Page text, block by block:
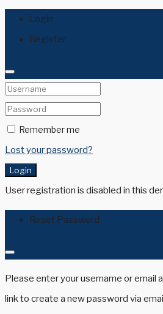
Login
Register
Remember me
Lost your password?
Login
User registration is disabled in this
Reset Password
Please enter your username or email
link to create a new password via